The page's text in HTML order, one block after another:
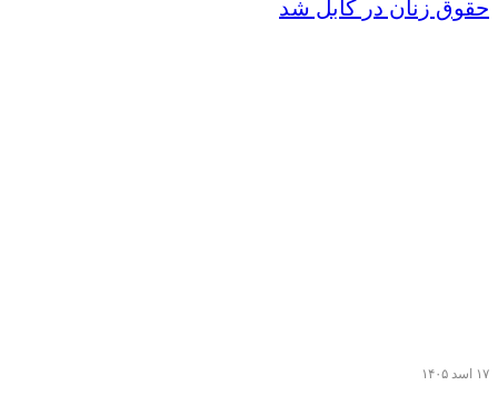
حقوق زنان در کابل شد
۱۷ اسد ۱۴۰۵